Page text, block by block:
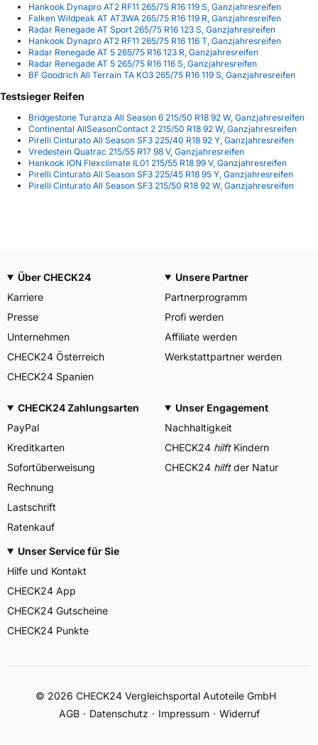
Hankook Dynapro AT2 RF11 265/75 R16 119 S, Ganzjahresreifen
Falken Wildpeak AT AT3WA 265/75 R16 119 R, Ganzjahresreifen
Radar Renegade AT Sport 265/75 R16 123 S, Ganzjahresreifen
Hankook Dynapro AT2 RF11 265/75 R16 116 T, Ganzjahresreifen
Radar Renegade AT 5 265/75 R16 123 R, Ganzjahresreifen
Radar Renegade AT 5 265/75 R16 116 S, Ganzjahresreifen
BF Goodrich All Terrain TA KO3 265/75 R16 119 S, Ganzjahresreifen
Testsieger Reifen
Bridgestone Turanza All Season 6 215/50 R18 92 W, Ganzjahresreifen
Continental AllSeasonContact 2 215/50 R18 92 W, Ganzjahresreifen
Pirelli Cinturato All Season SF3 225/40 R18 92 Y, Ganzjahresreifen
Vredestein Quatrac 215/55 R17 98 V, Ganzjahresreifen
Hankook ION Flexclimate IL01 215/55 R18 99 V, Ganzjahresreifen
Pirelli Cinturato All Season SF3 225/45 R18 95 Y, Ganzjahresreifen
Pirelli Cinturato All Season SF3 215/50 R18 92 W, Ganzjahresreifen
Über CHECK24
Karriere
Presse
Unternehmen
CHECK24 Österreich
CHECK24 Spanien
Unsere Partner
Partnerprogramm
Profi werden
Affiliate werden
Werkstattpartner werden
CHECK24 Zahlungsarten
PayPal
Kreditkarten
Sofortüberweisung
Rechnung
Lastschrift
Ratenkauf
Unser Engagement
Nachhaltigkeit
CHECK24 hilftKindern
CHECK24 hilftder Natur
Unser Service für Sie
Hilfe und Kontakt
CHECK24 App
CHECK24 Gutscheine
CHECK24 Punkte
© 2026 CHECK24 Vergleichsportal Autoteile GmbH
AGB
Datenschutz Impressum Widerruf